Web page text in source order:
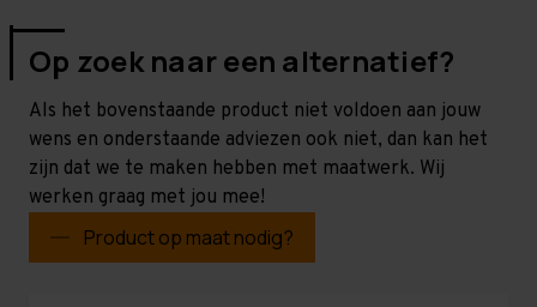
Op zoek naar een alternatief?
Als het bovenstaande product niet voldoen aan jouw
wens en onderstaande adviezen ook niet, dan kan het
zijn dat we te maken hebben met maatwerk. Wij
werken graag met jou mee!
Product op maat nodig?